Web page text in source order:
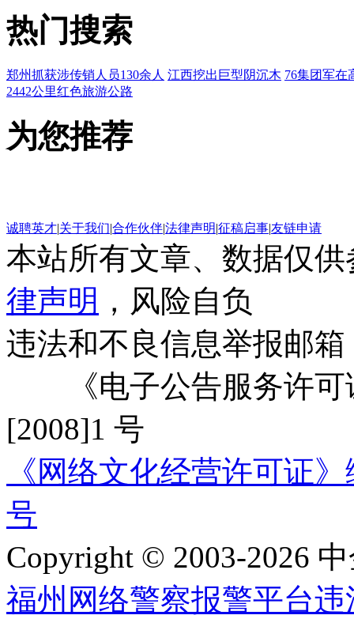
热门搜索
郑州抓获涉传销人员130余人 江西挖出巨型阴沉木 76集团军在
2442公里红色旅游公路
为您推荐
诚聘英才|关于我们|合作伙伴|法律声明|征稿启事|友链申请
本站所有文章、数据仅
律声明 ，风险自负
违法和不良信息举报邮箱
《电子公告服务许可
[2008]1 号
《网络文化经营许可证
号
Copyright © 2003-2026
福州网络警察报警平台违